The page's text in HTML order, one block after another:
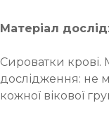
Матеріал
Сироватки крові.
дослідження: не
кожної вікової